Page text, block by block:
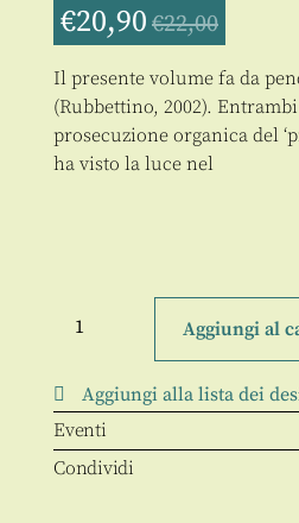
€20,90 €22,00
Il presente volume fa da
(Rubbettino, 2002).
prosecuzione organica del
ha visto la luce nel
ricerca
felice
quantità
Aggiungi al
Aggiungi alla lista dei
Eventi
Condividi